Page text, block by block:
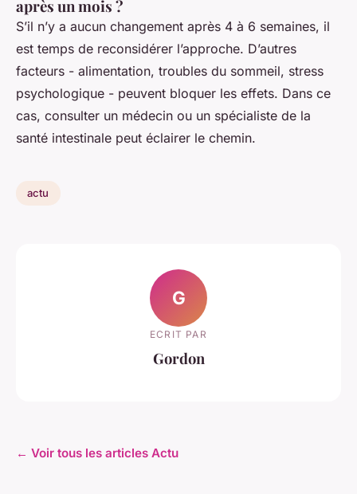
après un mois ?
S’il n’y a aucun changement après 4 à 6 semaines, il
est temps de reconsidérer l’approche. D’autres
facteurs - alimentation, troubles du sommeil, stress
psychologique - peuvent bloquer les effets. Dans ce
cas, consulter un médecin ou un spécialiste de la
santé intestinale peut éclairer le chemin.
actu
G
ECRIT PAR
Gordon
← Voir tous les articles Actu